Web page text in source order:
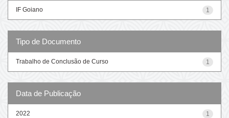
1
IF Goiano
Tipo de Documento
1
Trabalho de Conclusão de Curso
Data de Publicação
1
2022